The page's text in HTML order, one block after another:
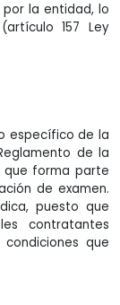
la entidad, lo
157 Ley
específico de la
de la
que forma parte
de examen.
puesto que
contratantes
que